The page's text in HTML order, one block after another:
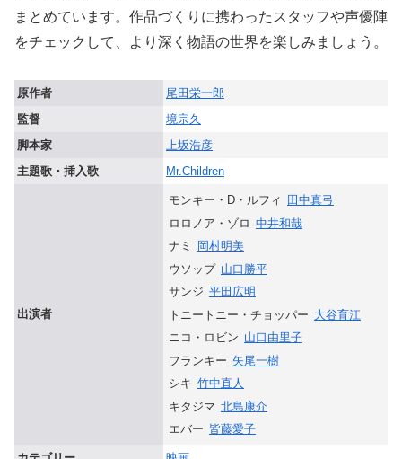
まとめています。作品づくりに携わったスタッフや声優陣
をチェックして、より深く物語の世界を楽しみましょう。
原作者
尾田栄一郎
監督
境宗久
脚本家
上坂浩彦
主題歌・挿入歌
Mr.Children
出演者
モンキー・D・ルフィ
田中真弓
ロロノア・ゾロ 中井和哉
ナミ
岡村明美
ウソップ 山口勝平
サンジ 平田広明
トニートニー・チョッパー 大谷育江
ニコ・ロビン 山口由里子
フランキー 矢尾一樹
シキ 竹中直人
キタジマ 北島康介
エバー 皆藤愛子